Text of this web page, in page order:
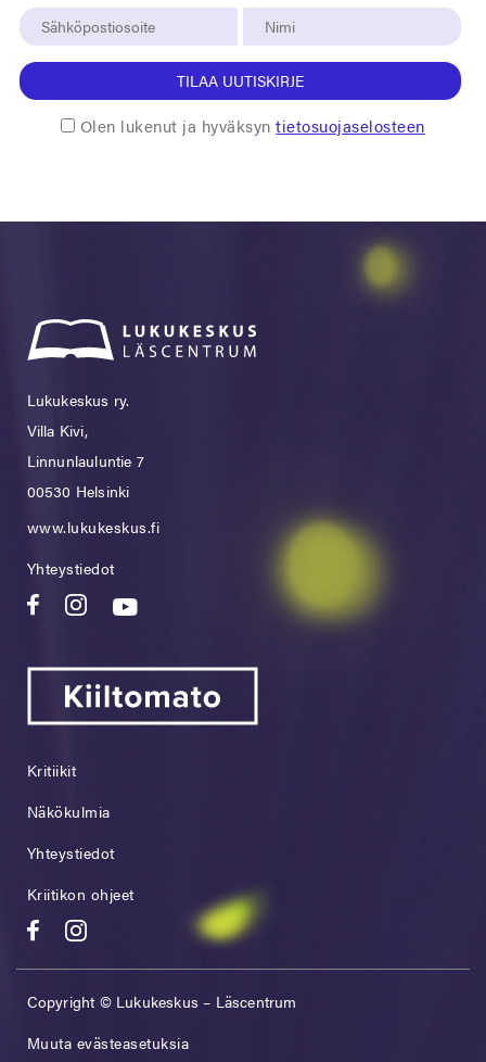
TILAA UUTISKIRJE
Olen lukenut ja hyväksyntietosuojaselosteen
Lukukeskus ry.
Villa Kivi,
Linnunlauluntie 7
00530 Helsinki
www.lukukeskus.fi
Yhteystiedot
Kritiikit
Näkökulmia
Yhteystiedot
Kriitikon ohjeet
Copyright © Lukukeskus – Läscentrum
Muuta evästeasetuksia